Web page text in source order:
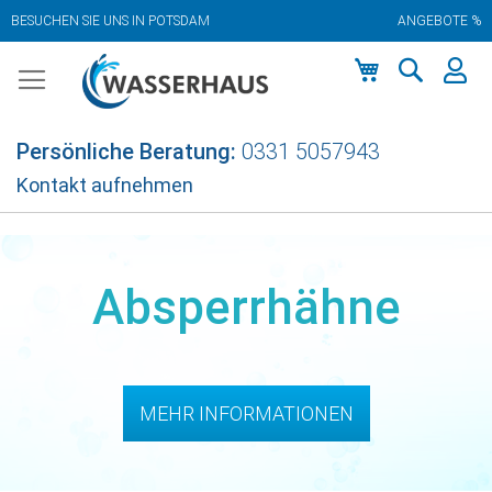
BESUCHEN SIE UNS IN POTSDAM ANGEBOTE %
Inhalt
Persönliche Beratung: 0331 5057943
Kontakt aufnehmen
Absperrhähne
MEHR INFORMATIONEN